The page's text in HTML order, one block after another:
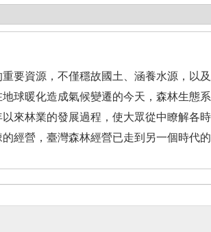
要資源，不僅穩故國土、涵養水源，以
球暖化造成氣候變遷的今天，森林生態
來林業的發展過程，使大眾從中瞭解各
經營，臺灣森林經營已走到另一個時代